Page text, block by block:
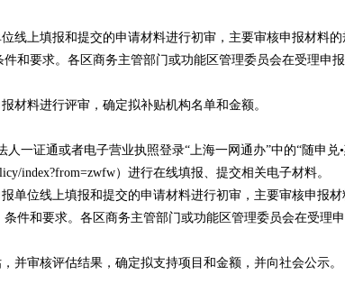
上填报和提交的申请材料进行初审，主要审核申报材料的
和要求。各区商务主管部门或功能区管理委员会在受理申
料进行评审，确定拟补贴机构名单和金额。
一证通或者电子营业执照登录“上海一网通办”中的“随申兑
index?from=zwfw）进行在线填报、提交相关电子材料。
位线上填报和提交的申请材料进行初审，主要审核申报材
件和要求。各区商务主管部门或功能区管理委员会在受理
审核评估结果，确定拟支持项目和金额，并向社会公示。